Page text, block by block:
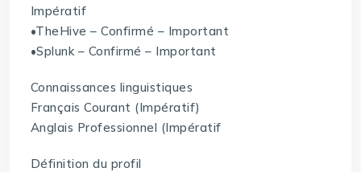
Impératif
•TheHive – Confirmé – Important
•Splunk – Confirmé – Important
Connaissances linguistiques
Français Courant (Impératif)
Anglais Professionnel (Impératif
Définition du profil